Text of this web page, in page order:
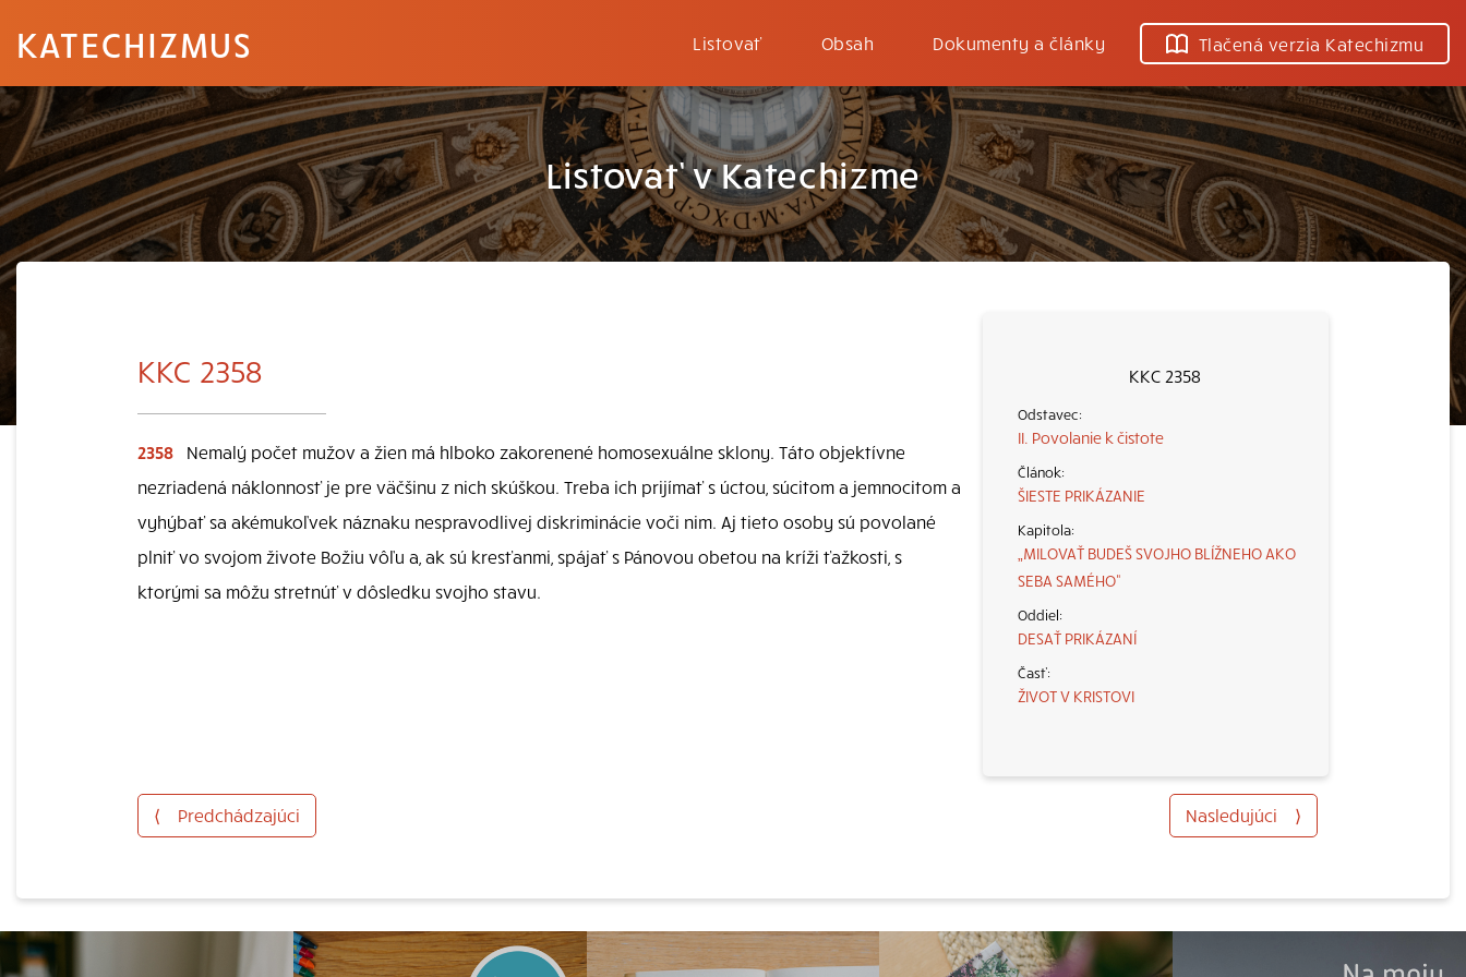
KATECHIZMUS Listovať Obsah Dokumenty a články Tlačená verzia Katechizmu
Listovať v Katechizme
KKC 2358
II. Povolanie k čistote
ŠIESTE PRIKÁZANIE
„MILOVAŤ BUDEŠ SVOJHO BLÍŽNEHO AKO
SEBA SAMÉHO“
DESAŤ PRIKÁZANÍ
ŽIVOT V KRISTOVI
KKC 2358
2358
Nemalý počet mužov a žien má hlboko zakorenené homosexuálne sklony. Táto objektívne
nezriadená náklonnosť je pre väčšinu z nich skúškou. Treba ich prijímať s úctou, súcitom a jemnocitom a
vyhýbať sa akémukoľvek náznaku nespravodlivej diskriminácie voči nim. Aj tieto osoby sú povolané
plniť vo svojom živote Božiu vôľu a, ak sú kresťanmi, spájať s Pánovou obetou na kríži ťažkosti, s
ktorými sa môžu stretnúť v dôsledku svojho stavu.
⟨ Predchádzajúci Nasledujúci ⟩